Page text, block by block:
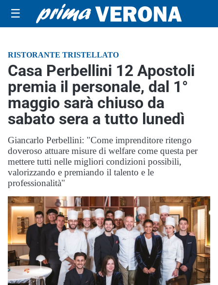
☰
RISTORANTE TRISTELLATO
Casa Perbellini 12 Apostoli
premia il personale, dal 1°
maggio sarà chiuso da
sabato sera a tutto lunedì
Giancarlo Perbellini: "Come imprenditore ritengo
doveroso attuare misure di welfare come questa per
mettere tutti nelle migliori condizioni possibili,
valorizzando e premiando il talento e le
professionalità"